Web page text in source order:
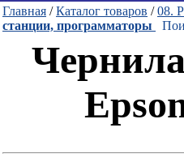
Главная /Каталог товаров /08.
станции, программаторы